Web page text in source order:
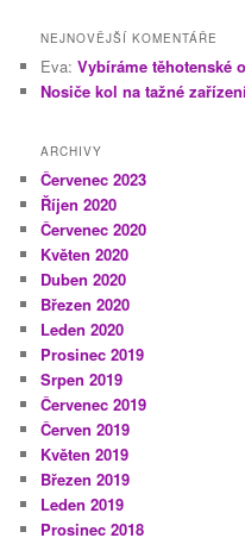
NEJNOVĚJŠÍ KOMENTÁŘE
Eva:Vybíráme těhotenské
Nosiče kol na tažné
ARCHIVY
Červenec 2023
Říjen 2020
Červenec 2020
Květen 2020
Duben 2020
Březen 2020
Leden 2020
Prosinec 2019
Srpen 2019
Červenec 2019
Červen 2019
Květen 2019
Březen 2019
Leden 2019
Prosinec 2018